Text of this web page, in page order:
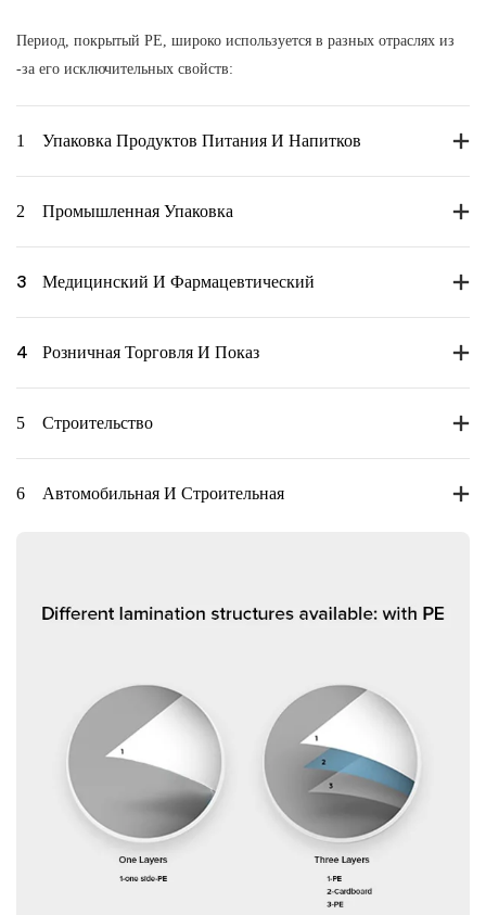
Период, покрытый PE, широко используется в разных отраслях из
-за его исключительных свойств:
1 Упаковка Продуктов Питания И Напитков
2 Промышленная Упаковка
3 Медицинский И Фармацевтический
4 Розничная Торговля И Показ
5 Строительство
6 Автомобильная И Строительная